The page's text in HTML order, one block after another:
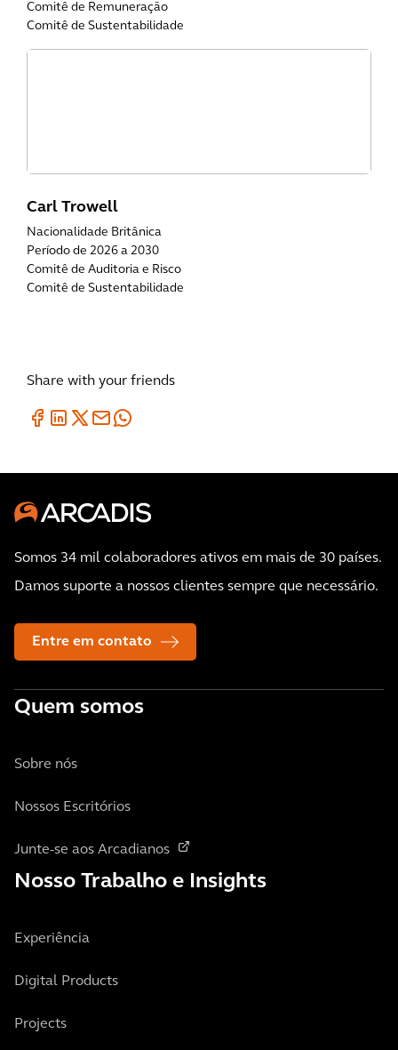
Comitê de Remuneração
Comitê de Sustentabilidade
Carl Trowell
Nacionalidade Britânica
Período de 2026 a 2030
Comitê de Auditoria e Risco
Comitê de Sustentabilidade
Share with your friends
Somos 34 mil colaboradores ativos em mais de 30 países.
Damos suporte a nossos clientes sempre que necessário.
Entre em contato
Quem somos
Sobre nós
Nossos Escritórios
Junte-se aos Arcadianos
Nosso Trabalho e Insights
Experiência
Digital Products
Projects